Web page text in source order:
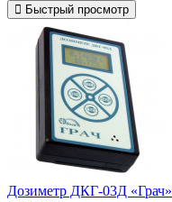
Быстрый просмотр
Дозиметр ДКГ-03Д «Грач»